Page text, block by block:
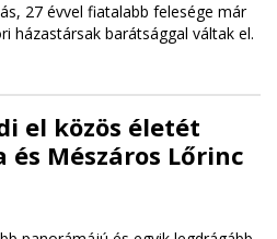
27 évvel fiatalabb felesége már
házastársak barátsággal váltak el.
el közös életét
Mészáros Lőrinc